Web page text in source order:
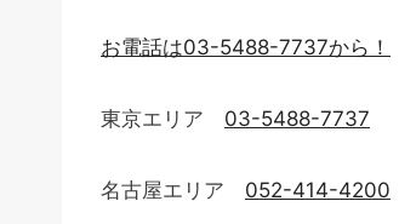
お電話は03-5488-7737から！
東京エリア 03-5488-7737
名古屋エリア 052-414-4200